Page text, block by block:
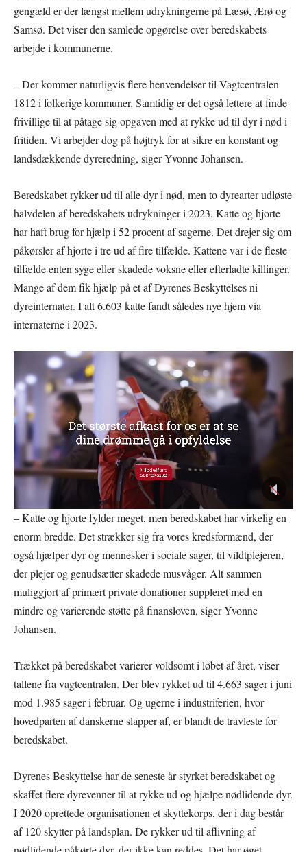
gengæld er der længst mellem udrykningerne på Læsø, Ærø og
Samsø. Det viser den samlede opgørelse over beredskabets
arbejde i kommunerne.
– Der kommer naturligvis flere henvendelser til Vagtcentralen
1812 i folkerige kommuner. Samtidig er det også lettere at finde
frivillige til at påtage sig opgaven med at rykke ud til dyr i nød i
fritiden. Vi arbejder dog på højtryk for at sikre en konstant og
landsdækkende dyreredning, siger Yvonne Johansen.
Beredskabet rykker ud til alle dyr i nød, men to dyrearter udløste
halvdelen af beredskabets udrykninger i 2023. Katte og hjorte
har haft brug for hjælp i 52 procent af sagerne. Det drejer sig om
påkørsler af hjorte i tre ud af fire tilfælde. Kattene var i de fleste
tilfælde enten syge eller skadede voksne eller efterladte killinger.
Mange af dem fik hjælp på et af Dyrenes Beskyttelses ni
dyreinternater. I alt 6.603 katte fandt således nye hjem via
internaterne i 2023.
– Katte og hjorte fylder meget, men beredskabet har virkelig en
enorm bredde. Det strækker sig fra vores kredsformænd, der
også hjælper dyr og mennesker i sociale sager, til vildtplejeren,
der plejer og genudsætter skadede musvåger. Alt sammen
muliggjort af primært private donationer suppleret med en
mindre og varierende støtte på finansloven, siger Yvonne
Johansen.
Trækket på beredskabet varierer voldsomt i løbet af året, viser
tallene fra vagtcentralen. Der blev rykket ud til 4.663 sager i juni
mod 1.985 sager i februar. Og ugerne i industriferien, hvor
hovedparten af danskerne slapper af, er blandt de travleste for
beredskabet.
Dyrenes Beskyttelse har de seneste år styrket beredskabet og
skaffet flere dyrevenner til at rykke ud og hjælpe nødlidende dyr.
I 2020 oprettede organisationen et skyttekorps, der i dag består
af 120 skytter på landsplan. De rykker ud til aflivning af